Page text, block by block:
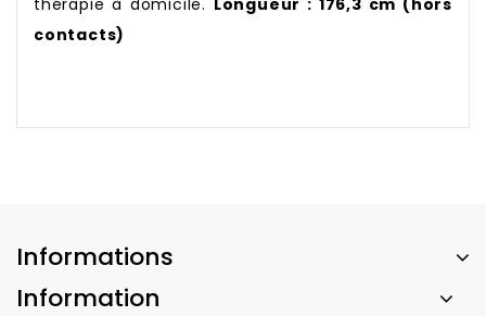
thérapie à domicile. Longueur : 176,3 cm (hors
contacts)
Informations
Information